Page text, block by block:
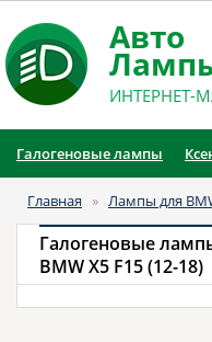
Авто
ИНТЕРНЕТ-
Галогеновые лампы
Главная » Лампы для
Галогеновые
BMW X5 F15 (12-18)